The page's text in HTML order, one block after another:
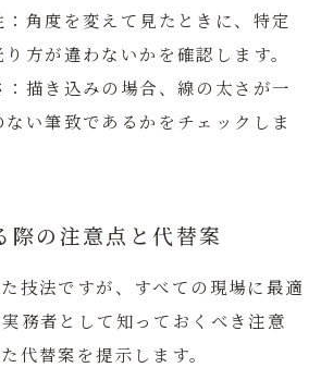
角度を変えて見たときに、特定
方が違わないかを確認します。
描き込みの場合、線の太さが一
い筆致であるかをチェックしま
際の注意点と代替案
技法ですが、すべての現場に最適
務者として知っておくべき注意
代替案を提示します。